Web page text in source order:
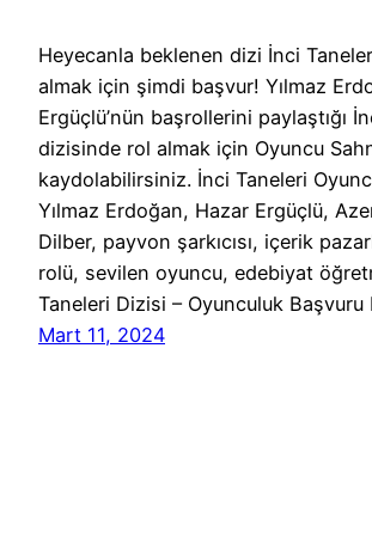
Heyecanla beklenen dizi İnci
almak için şimdi başvur! Yılmaz
Ergüçlü’nün başrollerini paylaştığı
dizisinde rol almak için Oyuncu
kaydolabilirsiniz. İnci Taneleri
Yılmaz Erdoğan, Hazar Ergüçlü,
Dilber, payvon şarkıcısı, içerik
rolü, sevilen oyuncu, edebiyat
Taneleri Dizisi – Oyunculuk Başvuru
Mart 11, 2024